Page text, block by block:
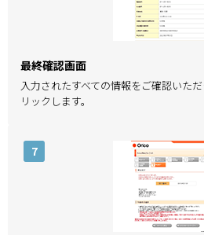
最終確認画面
入力されたすべての情報をご確認いた
リックします。
7